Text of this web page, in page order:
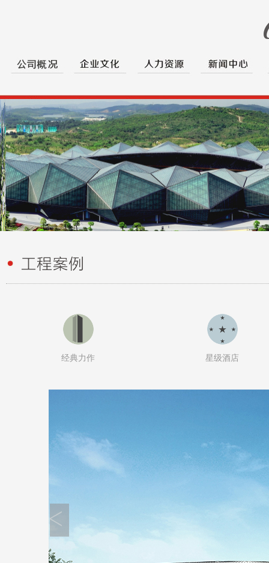
经典力作 星级酒店